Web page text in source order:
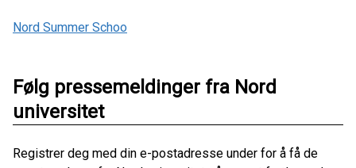
Nord Summer Schoo
Følg pressemeldinger fra Nord
universitet
Registrer deg med din e-postadresse under for å få de